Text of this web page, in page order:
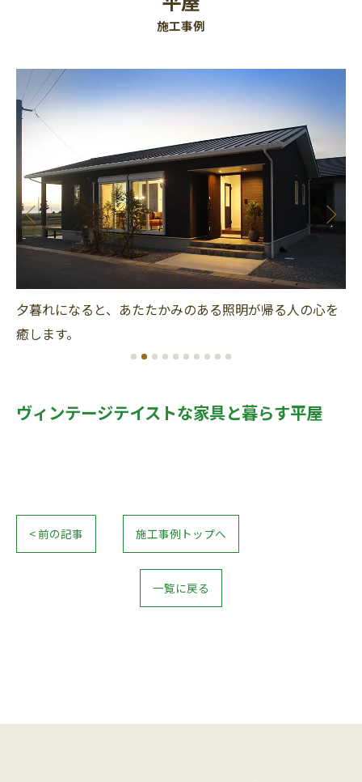
施工事例
夕暮れになると、あたたかみのある照明が帰る人の心を
癒します。
ヴィンテージテイストな家具と暮らす平屋
< 前の記事 施工事例トップへ
一覧に戻る